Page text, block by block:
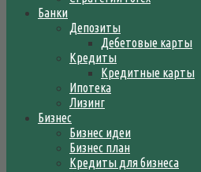
Банки
Депозиты
Дебетовые карты
Кредиты
Кредитные карты
Ипотека
Лизинг
Бизнес
Бизнес идеи
Бизнес план
Кредиты для бизнеса